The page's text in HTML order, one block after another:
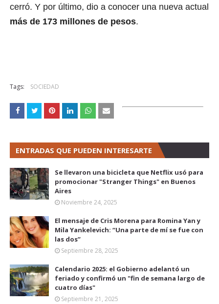
cerró. Y por último, dio a conocer una nueva
más de 173 millones de pesos.
Tags: SOCIEDAD
ENTRADAS QUE PUEDEN INTERESARTE
Se llevaron una bicicleta que Netflix usó para
promocionar "Stranger Things" en Buenos
Aires
Noviembre 24, 2025
El mensaje de Cris Morena para Romina Yan y
Mila Yankelevich: “Una parte de mí se fue con
las dos”
Septiembre 28, 2025
Calendario 2025: el Gobierno adelantó un
feriado y confirmó un "fin de semana largo de
cuatro días"
Septiembre 21, 2025